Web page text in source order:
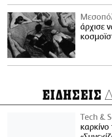
άρχισε
ΕΙΔΗΣΕΙΣ
Τech &